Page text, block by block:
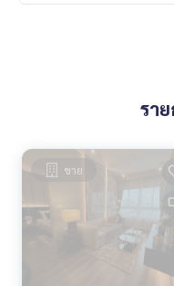
รา
ขาย